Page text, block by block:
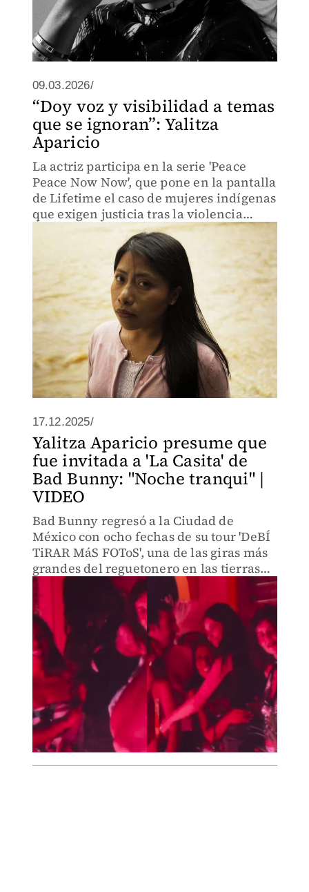
09.03.2026/
“Doy voz y visibilidad a temas
que se ignoran”: Yalitza
Aparicio
La actriz participa en la serie 'Peace
Peace Now Now', que pone en la pantalla
de Lifetime el caso de mujeres indígenas
que exigen justicia tras la violencia
sexual sufrida en el conflicto armado de
17.12.2025/
Yalitza Aparicio presume que
fue invitada a 'La Casita' de
Bad Bunny: "Noche tranqui" |
VIDEO
Bad Bunny regresó a la Ciudad de
México con ocho fechas de su tour 'DeBÍ
TiRAR MáS FOToS', una de las giras más
grandes del reguetonero en las tierras
aztecas.